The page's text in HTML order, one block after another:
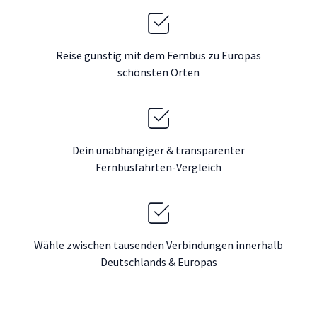
Reise günstig mit dem Fernbus zu Europas
schönsten Orten
Dein unabhängiger & transparenter
Fernbusfahrten-Vergleich
Wähle zwischen tausenden Verbindungen innerhalb
Deutschlands & Europas